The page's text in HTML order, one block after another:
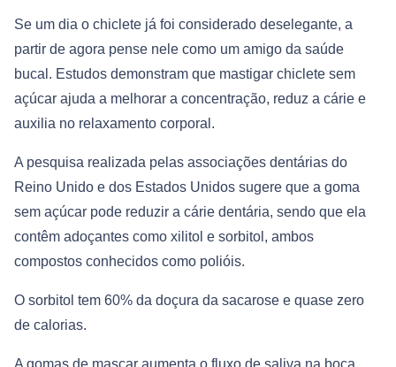
Se um dia o chiclete já foi considerado deselegante, a
partir de agora pense nele como um amigo da saúde
bucal. Estudos demonstram que mastigar chiclete sem
açúcar ajuda a melhorar a concentração, reduz a cárie e
auxilia no relaxamento corporal.
A pesquisa realizada pelas associações dentárias do
Reino Unido e dos Estados Unidos sugere que a goma
sem açúcar pode reduzir a cárie dentária, sendo que ela
contêm adoçantes como xilitol e sorbitol, ambos
compostos conhecidos como polióis.
O sorbitol tem 60% da doçura da sacarose e quase zero
de calorias.
A gomas de mascar aumenta o fluxo de saliva na boca.